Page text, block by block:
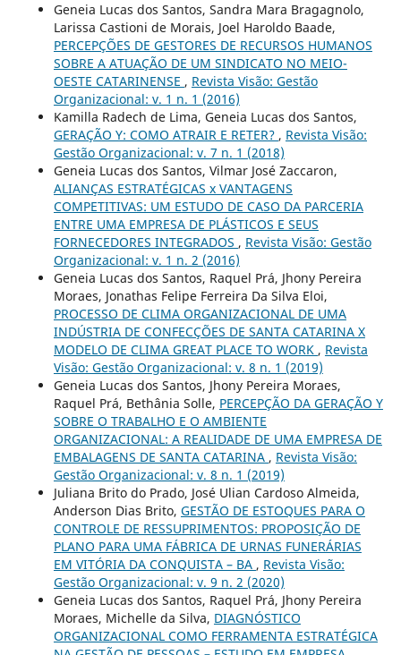
Geneia Lucas dos Santos, Sandra Mara Bragagnolo,
Larissa Castioni de Morais, Joel Haroldo Baade,
PERCEPÇÕES DE GESTORES DE RECURSOS HUMANOS
SOBRE A ATUAÇÃO DE UM SINDICATO NO MEIO-
OESTE CATARINENSE , Revista Visão: Gestão
Organizacional: v. 1 n. 1 (2016)
Kamilla Radech de Lima, Geneia Lucas dos Santos,
GERAÇÃO Y: COMO ATRAIR E RETER? , Revista Visão:
Gestão Organizacional: v. 7 n. 1 (2018)
Geneia Lucas dos Santos, Vilmar José Zaccaron,
ALIANÇAS ESTRATÉGICAS x VANTAGENS
COMPETITIVAS: UM ESTUDO DE CASO DA PARCERIA
ENTRE UMA EMPRESA DE PLÁSTICOS E SEUS
FORNECEDORES INTEGRADOS , Revista Visão: Gestão
Organizacional: v. 1 n. 2 (2016)
Geneia Lucas dos Santos, Raquel Prá, Jhony Pereira
Moraes, Jonathas Felipe Ferreira Da Silva Eloi,
PROCESSO DE CLIMA ORGANIZACIONAL DE UMA
INDÚSTRIA DE CONFECÇÕES DE SANTA CATARINA X
MODELO DE CLIMA GREAT PLACE TO WORK , Revista
Visão: Gestão Organizacional: v. 8 n. 1 (2019)
Geneia Lucas dos Santos, Jhony Pereira Moraes,
Raquel Prá, Bethânia Solle, PERCEPÇÃO DA GERAÇÃO Y
SOBRE O TRABALHO E O AMBIENTE
ORGANIZACIONAL: A REALIDADE DE UMA EMPRESA DE
EMBALAGENS DE SANTA CATARINA , Revista Visão:
Gestão Organizacional: v. 8 n. 1 (2019)
Juliana Brito do Prado, José Ulian Cardoso Almeida,
Anderson Dias Brito, GESTÃO DE ESTOQUES PARA O
CONTROLE DE RESSUPRIMENTOS: PROPOSIÇÃO DE
PLANO PARA UMA FÁBRICA DE URNAS FUNERÁRIAS
EM VITÓRIA DA CONQUISTA – BA , Revista Visão:
Gestão Organizacional: v. 9 n. 2 (2020)
Geneia Lucas dos Santos, Raquel Prá, Jhony Pereira
Moraes, Michelle da Silva, DIAGNÓSTICO
ORGANIZACIONAL COMO FERRAMENTA ESTRATÉGICA